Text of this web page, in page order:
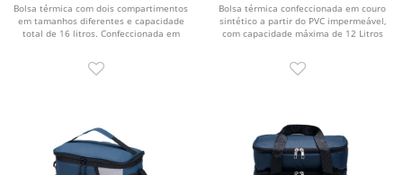
Bolsa térmica com dois compartimentos
em tamanhos diferentes e capacidade
total de 16 litros. Confeccionada em
Bolsa térmica confeccionada em couro
sintético a partir do PVC impermeável,
com capacidade máxima de 12 Litros